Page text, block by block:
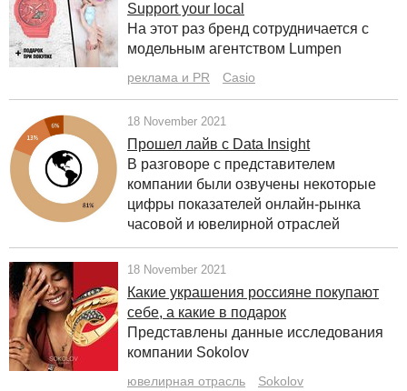
Support your local
На этот раз бренд сотрудничается с
модельным агентством Lumpen
реклама и PR Casio
18 November 2021
Прошел лайв с Data Insight
В разговоре с представителем
компании были озвучены некоторые
цифры показателей онлайн-рынка
часовой и ювелирной отраслей
18 November 2021
Какие украшения россияне покупают
себе, а какие в подарок
Представлены данные исследования
компании Sokolov
ювелирная отрасль Sokolov